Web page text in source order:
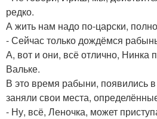
редко.
А жить нам надо по-царски,
- Сейчас только дождёмся
А, вот и они, всё отлично, Нинка
Вальке.
В это время рабыни, появились
заняли свои места,
- Ну, всё, Леночка, может